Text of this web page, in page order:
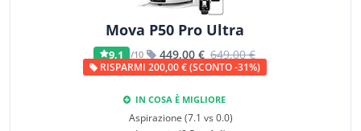
Mova P50 Pro Ultra
9,1 /10 449,00 € 649,00 €
RISPARMI 200,00 € (SCONTO -31%)
IN COSA È MIGLIORE
Aspirazione (7.1 vs 0.0)